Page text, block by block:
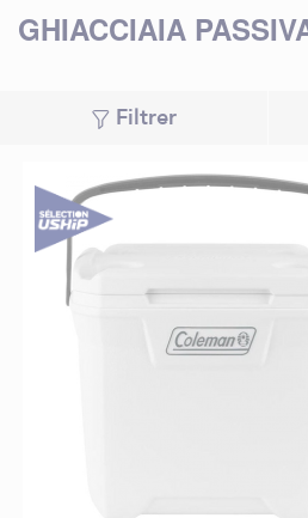
GHIACCIAIA
Filtrer